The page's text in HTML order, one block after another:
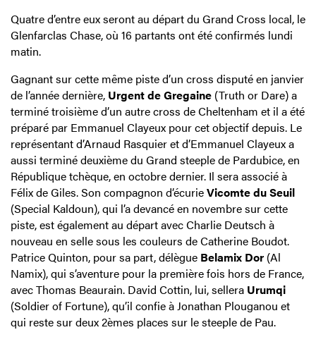
Quatre d’entre eux seront au départ du Grand Cross local, le
Glenfarclas Chase, où 16 partants ont été confirmés lundi
matin.
Gagnant sur cette même piste d’un cross disputé en janvier
de l’année dernière, Urgent de Gregaine (Truth or Dare) a
terminé troisième d’un autre cross de Cheltenham et il a été
préparé par Emmanuel Clayeux pour cet objectif depuis. Le
représentant d’Arnaud Rasquier et d’Emmanuel Clayeux a
aussi terminé deuxième du Grand steeple de Pardubice, en
République tchèque, en octobre dernier. Il sera associé à
Félix de Giles. Son compagnon d’écurieVicomte du Seuil
(Special Kaldoun), qui l’a devancé en novembre sur cette
piste, est également au départ avec Charlie Deutsch à
nouveau en selle sous les couleurs de Catherine Boudot.
Patrice Quinton, pour sa part, délègue Belamix Dor (Al
Namix), qui s’aventure pour la première fois hors de France,
avec Thomas Beaurain. David Cottin, lui, sellera Urumqi
(Soldier of Fortune), qu’il confie à Jonathan Plouganou et
qui reste sur deux 2èmes places sur le steeple de Pau.